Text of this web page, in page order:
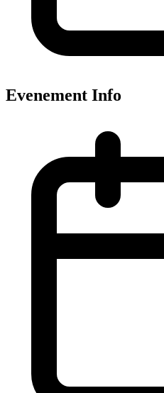
Evenement Info